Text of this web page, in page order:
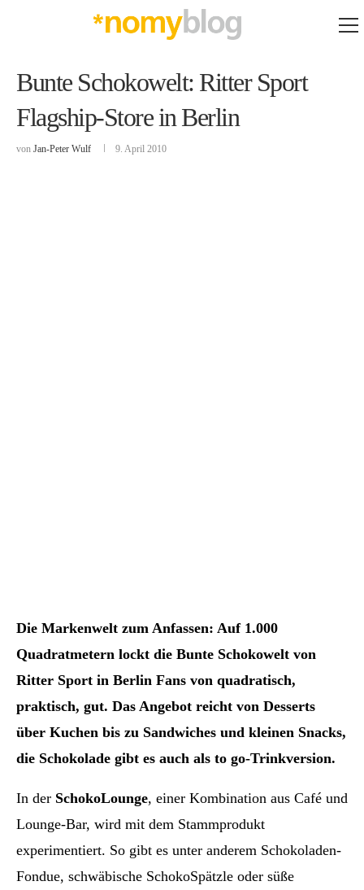
Bunte Schokowelt: Ritter Sport
Flagship-Store in Berlin
von Jan-Peter Wulf 9. April 2010
Die Markenwelt zum Anfassen: Auf 1.000
Quadratmetern lockt die Bunte Schokowelt von
Ritter Sport in Berlin Fans von quadratisch,
praktisch, gut. Das Angebot reicht von Desserts
über Kuchen bis zu Sandwiches und kleinen Snacks,
die Schokolade gibt es auch als to go-Trinkversion.
In der SchokoLounge, einer Kombination aus Café und
Lounge-Bar, wird mit dem Stammprodukt
experimentiert. So gibt es unter anderem Schokoladen-
Fondue, schwäbische SchokoSpätzle oder süße